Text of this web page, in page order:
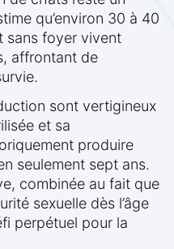
qu’environ 30 à 40
sans foyer vivent
affrontant de
sont vertigineux
et sa
produire
seulement sept ans.
combinée au fait que
sexuelle dès l’âge
perpétuel pour la